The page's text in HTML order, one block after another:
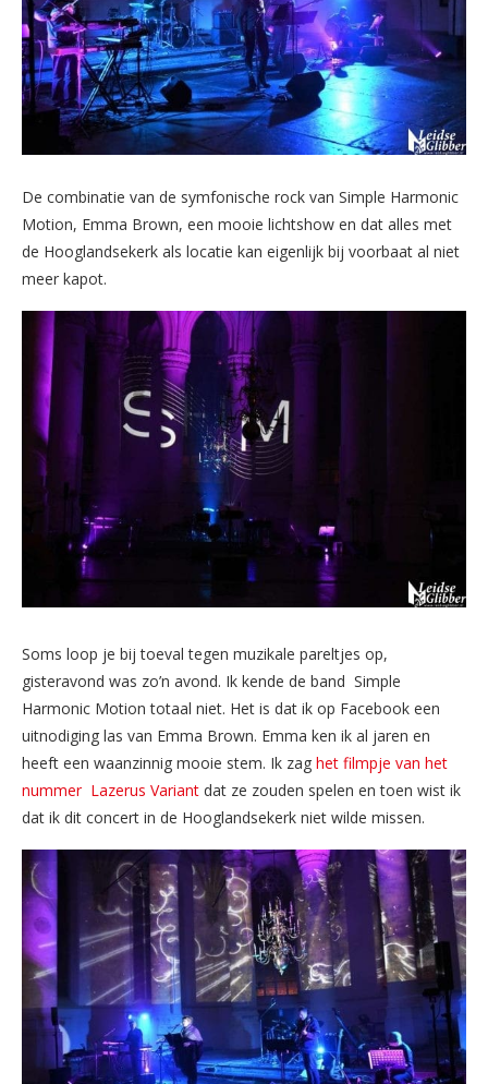
De combinatie van de symfonische rock van Simple Harmonic
Motion, Emma Brown, een mooie lichtshow en dat alles met
de Hooglandsekerk als locatie kan eigenlijk bij voorbaat al niet
meer kapot.
Soms loop je bij toeval tegen muzikale pareltjes op,
gisteravond was zo’n avond. Ik kende de band Simple
Harmonic Motion totaal niet. Het is dat ik op Facebook een
uitnodiging las van Emma Brown. Emma ken ik al jaren en
heeft een waanzinnig mooie stem. Ik zag het filmpje van het
nummer Lazerus Variant dat ze zouden spelen en toen wist ik
dat ik dit concert in de Hooglandsekerk niet wilde missen.